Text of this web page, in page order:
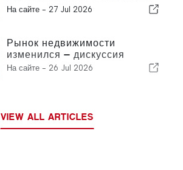
деятельности
На сайте - 27 Jul 2026
Рынок недвижимости
изменился — дискуссия
продолжается, как и в
На сайте - 26 Jul 2026
VIEW ALL ARTICLES